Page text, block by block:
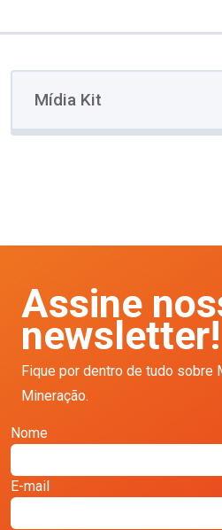
Mídia Kit
Assine
newsletter!
Fique por dentro de tudo sobre
Mineração.
Nome
E-mail